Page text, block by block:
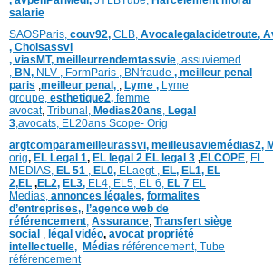
salarie
SAOSParis, couv92, CLB, Avocalegalacidetroute,
, Choisassvi
, viasMT, meilleurrendemtassvie, assuviemed
, BN, NLV , FormParis , BNfraude , meilleur penal
paris ,meilleur penal, , Lyme , Lyme
groupe, esthetique2, femme
avocat, Tribunal, Medias20ans, Legal
3,avocats, EL20ans Scope- Orig
argtcomparameilleurassvi, meilleusaviemédias2,
orig, EL Legal 1, EL legal 2 EL legal 3 ,ELCOPE, EL
MEDIAS, EL 51 , EL0, ELaegt , EL, EL1, EL
2,EL ,EL2, EL3, EL4, EL5, EL 6, EL 7 EL
Medias, annonces légales, formalites
d’entreprises,, l’agence web de
référencement, Assurance, Transfert siège
social , légal vidéo, avocat propriété
intellectuelle, Médias référencement, Tube
référencement